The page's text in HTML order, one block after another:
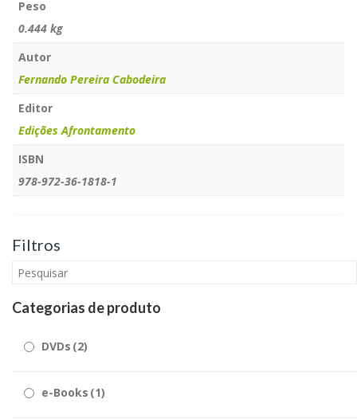
Comunicação Social
BIVAM
Biblioteca Virtual
Peso
0.444 kg
Autor
Fernando Pereira Cabodeira
Editor
Edições Afrontamento
ISBN
978-972-36-1818-1
Filtros
Categorias de produto
DVDs (2)
e-Books (1)